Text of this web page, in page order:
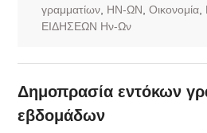
γραμματίων, ΗΝ-ΩΝ Οικονομία,
ΕΙΔΗΣΕΩΝ Ην-Ων
Δημοπρασία εντόκων
εβδομάδων